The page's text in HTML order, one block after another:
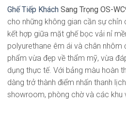
Ghế Tiếp Khách Sang Trọng OS-
cho những không gian cần sự chỉn
kết hợp giữa mặt ghế bọc vải nỉ
polyurethane êm ái và chân nhôm
phẩm vừa đẹp về thẩm mỹ, vừa
dụng thực tế. Với bảng màu hoàn
dàng trở thành điểm nhấn thanh
showroom, phòng chờ và các khu